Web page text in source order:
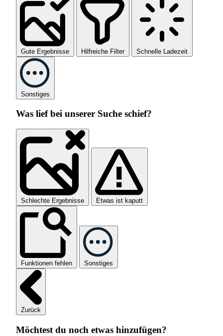
Gute Ergebnisse Hilfreiche Filter Schnelle Ladezeit
Sonstiges
Was lief bei unserer Suche schief?
Schlechte Ergebnisse Etwas ist kaputt
Funktionen fehlen Sonstiges
Zurück
Möchtest du noch etwas hinzufügen?